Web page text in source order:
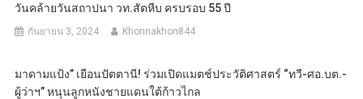
วันคล้ายวันสถาปนา วท.สัตหีบ ครบรอบ 55 ปี
กันยายน 3, 2024 Khonnakhon844
มาดามแป้ง” เยือนปัตตานี! ร่วมเปิดแมตช์ประวัติศาสตร์ “ทวี-ศอ.บต.-
ผู้ว่าฯ” หนุนลูกหนังชายแดนใต้ก้าวไกล